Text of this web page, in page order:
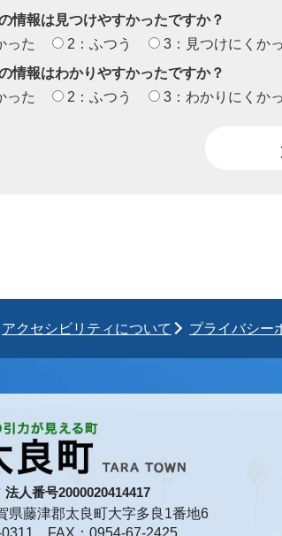
情報は見つけやすかったですか？
った
2：ふつう
3：見つけにくか
情報はわかりやすかったですか？
った
2：ふつう 3：わかりにくか
アクセシビリティについて プライバシー
法人番号2000020414417
県藤津郡太良町大字多良1番地6
0311 FAX：0954-67-2425